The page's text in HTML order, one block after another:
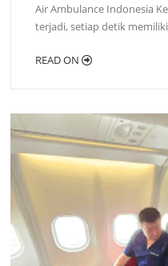
Air Ambulance Indonesia
terjadi, setiap detik
READ ON